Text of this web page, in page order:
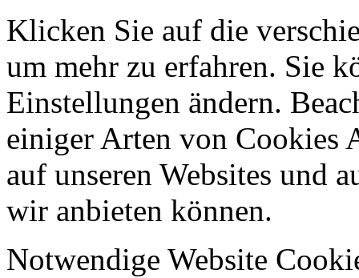
Klicken Sie auf die
um mehr zu erfahren. Sie
Einstellungen ändern.
einiger Arten von Cookies
auf unseren Websites und
wir anbieten können.
Notwendige Website